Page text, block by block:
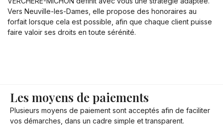
Vers Neuville-les-Dames, elle propose des honoraires au
forfait lorsque cela est possible, afin que chaque client puisse
faire valoir ses droits en toute sérénité.
Les moyens de paiements
Plusieurs moyens de paiement sont acceptés afin de faciliter
vos démarches, dans un cadre simple et transparent.